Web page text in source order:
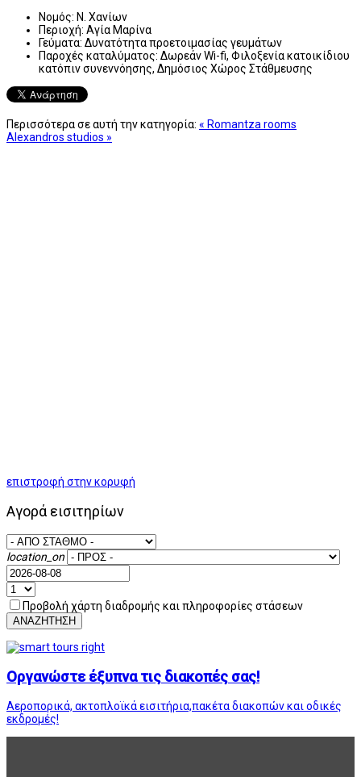
Νομός: Ν. Χανίων
Περιοχή: Αγία Μαρίνα
Γεύματα: Δυνατότητα προετοιμασίας γευμάτων
Παροχές καταλύματος: Δωρεάν Wi-fi, Φιλοξενία κατοικίδιου
κατόπιν συνεννόησης, Δημόσιος Χώρος Στάθμευσης
Περισσότερα σε αυτή την κατηγορία: « Romantza rooms
Alexandros studios »
επιστροφή στην κορυφή
Αγορά εισιτηρίων
location_on
Προβολή χάρτη διαδρομής και πληροφορίες στάσεων
ΑΝΑΖΗΤΗΣΗ
Οργανώστε έξυπνα τις διακοπές σας!
Αεροπορικά, ακτοπλοϊκά εισιτήρια,πακέτα διακοπών και οδικές
εκδρομές!